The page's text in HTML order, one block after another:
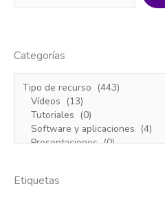
Categorías
Etiquetas